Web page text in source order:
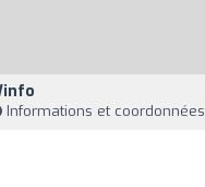
Informations et coordonnées